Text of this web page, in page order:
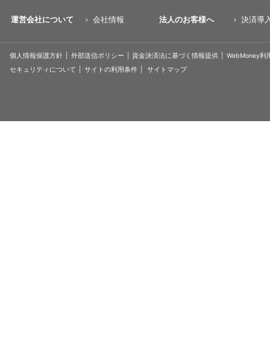
運営会社について 会社情報 法人のお客様へ 決済導
個人情報保護方針 外部送信ポリシー 資金決済法に基づく情報提供
WebMoney利
セキュリティについて
サイトの利用条件 サイトマップ